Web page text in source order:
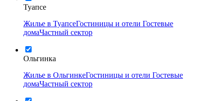
Туапсе
Жилье в ТуапсеГостиницы и отели Гостевые
домаЧастный сектор
Ольгинка
Жилье в ОльгинкеГостиницы и отели Гостевые
домаЧастный сектор